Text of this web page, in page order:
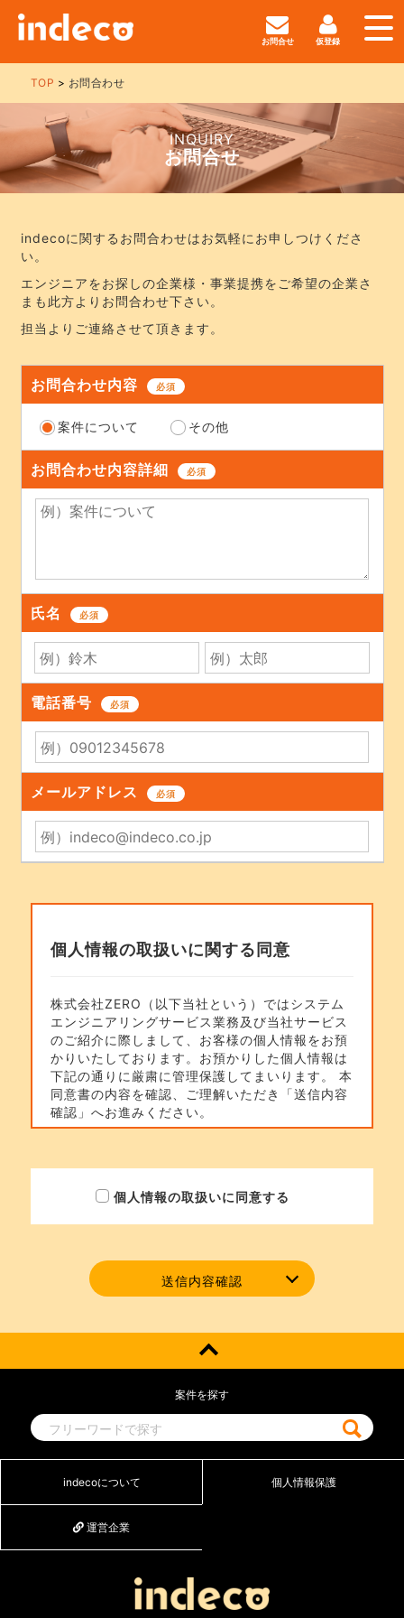
お問合せ 仮登録
TOP お問合わせ
INQUIRY
お問合せ
indecoに関するお問合わせはお気軽にお申しつけくださ
い。
エンジニアをお探しの企業様・事業提携をご希望の企業さ
まも此方よりお問合わせ下さい。
担当よりご連絡させて頂きます。
お問合わせ内容 必須
案件について その他
お問合わせ内容詳細 必須
氏名 必須
電話番号 必須
メールアドレス 必須
個人情報の取扱いに関する同意
株式会社ZERO（以下当社という）ではシステム
エンジニアリングサービス業務及び当社サービス
のご紹介に際しまして、お客様の個人情報をお預
かりいたしております。お預かりした個人情報は
下記の通りに厳粛に管理保護してまいります。 本
同意書の内容を確認、ご理解いただき「送信内容
確認」へお進みください。
4.その他当社事業に関するご紹介のため
当社では法律・法令などに基づく場合を除きまし
個人情報の取扱いにつきましては、お客様へのサ
す。 委託を行う場合は個人情報保護の管理基準
を十分満たしている委託先を選定し必要な契約な
どを取り交わした上安全レベルの管理向上に勤め
個人情報の提供は原則任意です。ただし、個人情
個人情報の取扱いに同意する
送信内容確認
案件を探す
indecoについて 個人情報保護
運営企業